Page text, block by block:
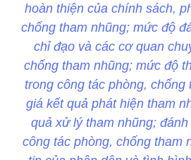
hoàn thiện của chính sách,
chống tham nhũng; mức độ
chỉ đạo và các cơ quan
chống tham nhũng; mức độ
trong công tác phòng, chống
giá kết quả phát hiện tham
quả xử lý tham nhũng;
công tác phòng, chống tham